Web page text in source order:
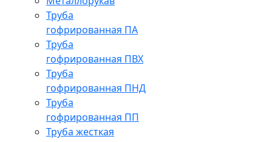
Труба
гофрированная ПА
Труба
гофрированная ПВХ
Труба
гофрированная ПНД
Труба
гофрированная ПП
Труба жесткая